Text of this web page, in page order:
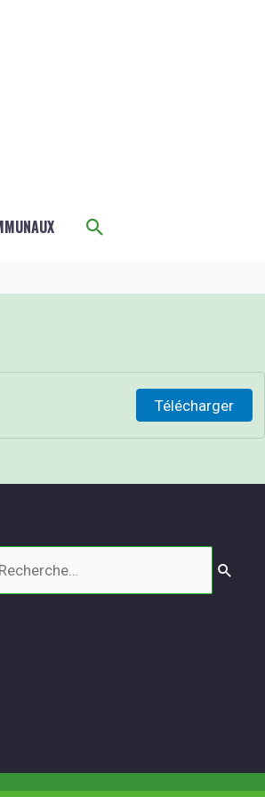
Rechercher
Télécharger